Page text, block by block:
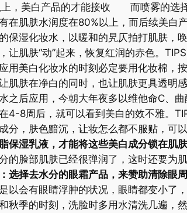
，美白产品的才能接收 而喷雾的选
肌肤水润度在80%以上，而后续美白
湿化妆水，以暖和的旯仄拍打肌肤，
肌肤“动”起来，恢复红润的赤色。
美白化妆水的时刻必定要用化妆棉，
肌肤在净白的同时，也让肌肤更具透明
后应用，今朝大年夜多以维他命C、曲
4-8周后，就可以看到美白的效不雅。
，肤色黯沉，让妆怎么都不服贴，可
保湿乳液，才能将这些美白成分锁在肌肤
的脸部肌肤已经很弹润了，这时还要为
选择去水分的眼霜产品，来赞助清除眼
会有眼睛浮肿的状况，眼睛都变小了
季的时刻，洗脸时多用水清洗几遍，